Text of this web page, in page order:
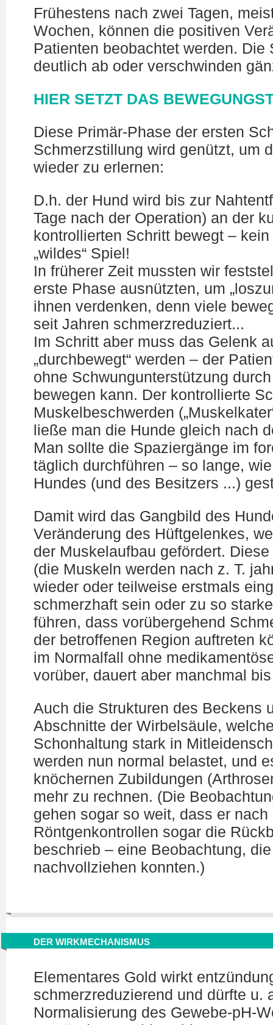
Frühestens nach zwei Tagen,
Wochen, können die positiven
Patienten beobachtet werden. Die
deutlich ab oder verschwinden
HIER SETZT DAS
Diese Primär-Phase der ersten
Schmerzstillung wird genützt, um
wieder zu erlernen:
D.h. der Hund wird bis zur
Tage nach der Operation) an der
kontrollierten Schritt bewegt –
„wildes“ Spiel!
In früherer Zeit mussten wir
erste Phase ausnützten, um
ihnen verdenken, denn viele
seit Jahren schmerzreduziert...
Im Schritt aber muss das Gelenk
„durchbewegt“ werden – der
ohne Schwungunterstützung
bewegen kann. Der kontrollierte
Muskelbeschwerden
ließe man die Hunde gleich nach
Man sollte die Spaziergänge im
täglich durchführen – so lange,
Hundes (und des Besitzers ...)
Damit wird das Gangbild des
Veränderung des Hüftgelenkes,
der Muskelaufbau gefördert.
(die Muskeln werden nach z. T.
wieder oder teilweise erstmals
schmerzhaft sein oder zu so
führen, dass vorübergehend
der betroffenen Region auftreten
im Normalfall ohne
vorüber, dauert aber manchmal
Auch die Strukturen des Beckens
Abschnitte der Wirbelsäule,
Schonhaltung stark in
werden nun normal belastet, und
knöchernen Zubildungen
mehr zu rechnen. (Die
gehen sogar so weit, dass er
Röntgenkontrollen sogar die
beschrieb – eine Beobachtung,
nachvollziehen konnten.)
DER WIRKMECHANISMUS
Elementares Gold wirkt
schmerzreduzierend und dürfte u.
Normalisierung des Gewebe-pH-